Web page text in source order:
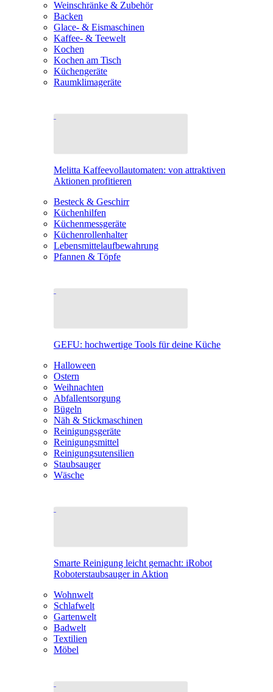
Weinschränke & Zubehör
Backen
Glace- & Eismaschinen
Kaffee- & Teewelt
Kochen
Kochen am Tisch
Küchengeräte
Raumklimageräte
Melitta Kaffeevollautomaten: von attraktiven
Aktionen profitieren
Besteck & Geschirr
Küchenhilfen
Küchenmessgeräte
Küchenrollenhalter
Lebensmittelaufbewahrung
Pfannen & Töpfe
GEFU: hochwertige Tools für deine Küche
Halloween
Ostern
Weihnachten
Abfallentsorgung
Bügeln
Näh & Stickmaschinen
Reinigungsgeräte
Reinigungsmittel
Reinigungsutensilien
Staubsauger
Wäsche
Smarte Reinigung leicht gemacht: iRobot
Roboterstaubsauger in Aktion
Wohnwelt
Schlafwelt
Gartenwelt
Badwelt
Textilien
Möbel